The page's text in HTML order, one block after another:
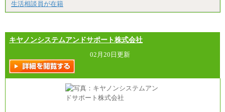
生活相談員が在籍
キヤノンシステムアンドサポート株式会社
02月20日更新